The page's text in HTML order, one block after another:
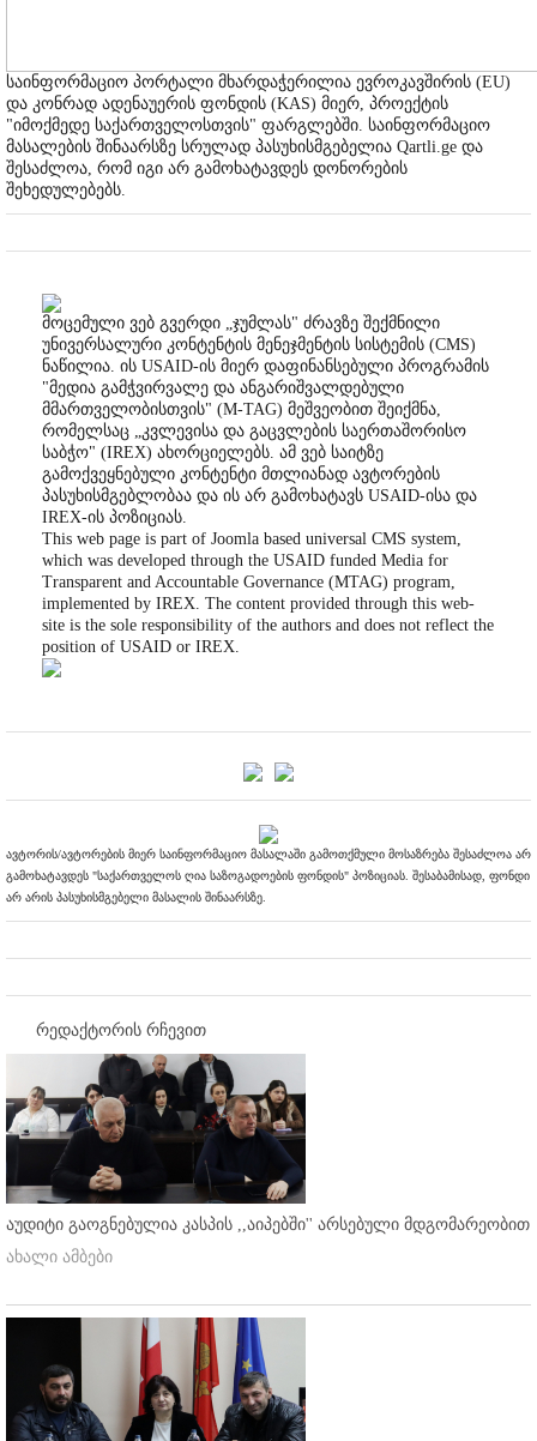
საინფორმაციო პორტალი მხარდაჭერილია ევროკავშირის (EU)
და კონრად ადენაუერის ფონდის (KAS) მიერ, პროექტის
"იმოქმედე საქართველოსთვის" ფარგლებში. საინფორმაციო
მასალების შინაარსზე სრულად პასუხისმგებელია Qartli.ge და
შესაძლოა, რომ იგი არ გამოხატავდეს დონორების
შეხედულებებს.
მოცემული ვებ გვერდი „ჯუმლას" ძრავზე შექმნილი
უნივერსალური კონტენტის მენეჯმენტის სისტემის (CMS)
ნაწილია. ის USAID-ის მიერ დაფინანსებული პროგრამის
"მედია გამჭვირვალე და ანგარიშვალდებული
მმართველობისთვის" (M-TAG) მეშვეობით შეიქმნა,
რომელსაც „კვლევისა და გაცვლების საერთაშორისო
საბჭო" (IREX) ახორციელებს. ამ ვებ საიტზე
გამოქვეყნებული კონტენტი მთლიანად ავტორების
პასუხისმგებლობაა და ის არ გამოხატავს USAID-ისა და
IREX-ის პოზიციას.
This web page is part of Joomla based universal CMS system,
which was developed through the USAID funded Media for
Transparent and Accountable Governance (MTAG) program,
implemented by IREX. The content provided through this web-
site is the sole responsibility of the authors and does not reflect the
position of USAID or IREX.
ავტორის/ავტორების მიერ საინფორმაციო მასალაში გამოთქმული მოსაზრება შესაძლოა არ
გამოხატავდეს "საქართველოს ღია საზოგადოების ფონდის" პოზიციას. შესაბამისად, ფონდი
არ არის პასუხისმგებელი მასალის შინაარსზე.
რედაქტორის რჩევით
აუდიტი გაოგნებულია კასპის ,,აიპებში'' არსებული მდგომარეობით
ახალი ამბები